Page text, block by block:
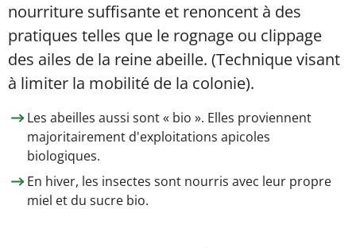
nourriture suffisante et renoncent à des
pratiques telles que le rognage ou clippage
des ailes de la reine abeille. (Technique visant
à limiter la mobilité de la colonie).
Les abeilles aussi sont « bio ». Elles proviennent
majoritairement d'exploitations apicoles
biologiques.
En hiver, les insectes sont nourris avec leur propre
miel et du sucre bio.